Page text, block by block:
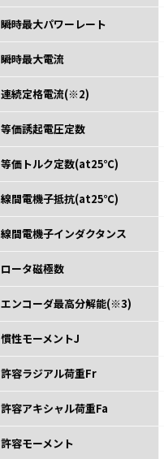
瞬時最大パワーレート
瞬時最大電流
連続定格電流(※2)
等価誘起電圧定数
等価トルク定数(at25℃)
線間電機子抵抗(at25℃)
線間電機子インダクタンス
ロータ磁極数
エンコーダ最高分解能(※3)
慣性モーメントJ
許容ラジアル荷重Fr
許容アキシャル荷重Fa
許容モーメント